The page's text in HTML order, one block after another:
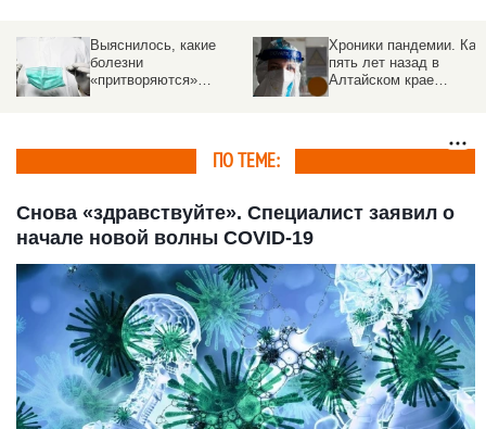
Хроники пандемии. Как
пять лет назад в
Алтайском крае
бунтовали против
Разведданные: утечка
COVID-19 произошла в
китайской лаборатории
ПО ТЕМЕ:
Снова «здравствуйте». Специалист заявил о
начале новой волны COVID-19